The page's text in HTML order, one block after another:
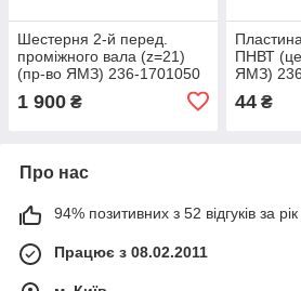
Шестерня 2-й перед.
проміжного вала (z=21)
(пр-во ЯМЗ) 236-1701050
1 900 ₴
ПНВТ
ЯМЗ)
44₴
Про нас
94% позитивних з 52 відгуків за рік
Працює з 08.02.2011